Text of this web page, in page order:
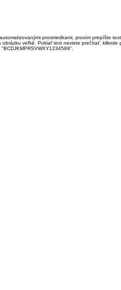
prostriedkami, prosím prepíšte
veľké. Pokiaľ text neviete prečítať, kliknite